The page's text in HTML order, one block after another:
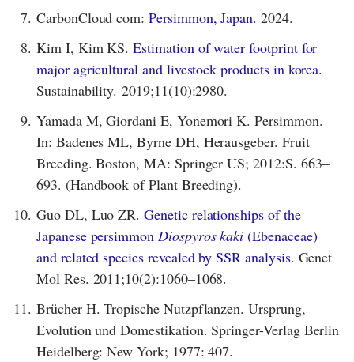
7. CarbonCloud com:Persimmon, Japan. 2024.
8. Kim I, Kim KS.Estimation of water footprint for
major agricultural and livestock products in korea.
Sustainability. 2019;11(10):2980.
9. Yamada M, Giordani E, Yonemori K. Persimmon.
In: Badenes ML, Byrne DH, Herausgeber. Fruit
Breeding. Boston, MA: Springer US; 2012:S. 663–
693. (Handbook of Plant Breeding).
10. Guo DL, Luo ZR.Genetic relationships of the
Japanese persimmon Diospyros kaki (Ebenaceae)
and related species revealed by SSR analysis. Genet
Mol Res. 2011;10(2):1060–1068.
11. Brücher H. Tropische Nutzpflanzen. Ursprung,
Evolution und Domestikation. Springer-Verlag Berlin
Heidelberg: New York; 1977: 407.